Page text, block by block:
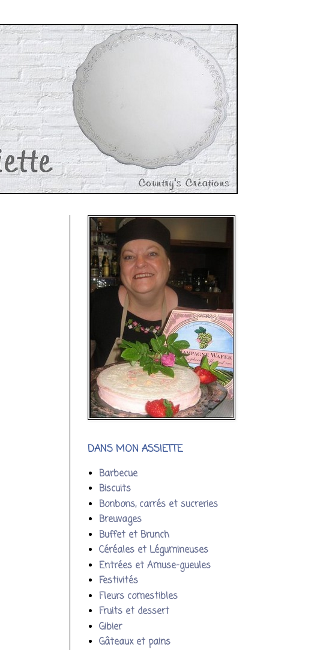
DANS MON ASSIETTE
Barbecue
Biscuits
Bonbons, carrés et sucreries
Breuvages
Buffet et Brunch
Céréales et Légumineuses
Entrées et Amuse-gueules
Festivités
Fleurs comestibles
Fruits et dessert
Gibier
Gâteaux et pains